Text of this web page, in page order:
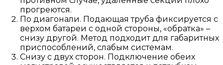
прогреются.
По диагонали. Подающая труба фиксируется с
верхом батареи с одной стороны, «обратка» –
снизу другой. Метод подходит для габаритных
приспособлений, слабым системам.
Снизу с двух сторон. Подключение обеих